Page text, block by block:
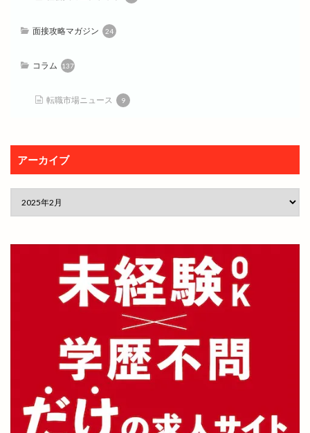
面接攻略マガジン 24
コラム 137
転職市場ニュース 9
アーカイブ